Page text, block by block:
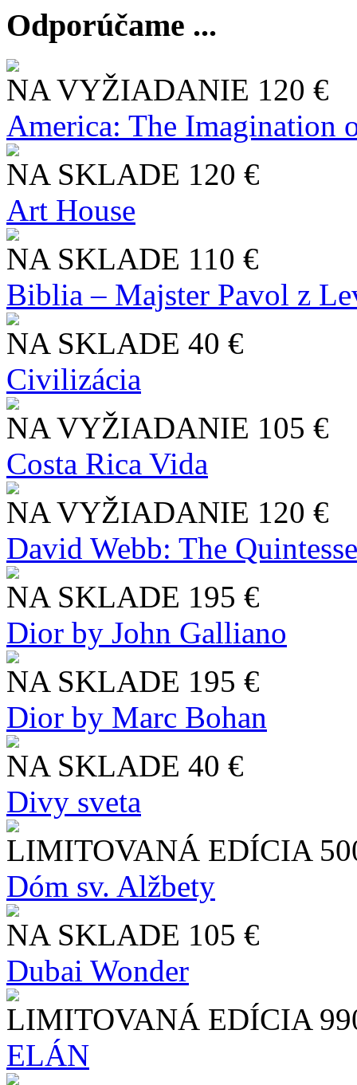
Odporúčame ...
NA VYŽIADANIE 120 €
America: The Imagination
NA SKLADE 120 €
Art House
NA SKLADE 110 €
Biblia – Majster Pavol z
NA SKLADE 40 €
Civilizácia
NA VYŽIADANIE 105 €
Costa Rica Vida
NA VYŽIADANIE 120 €
David Webb: The
NA SKLADE 195 €
Dior by John Galliano
NA SKLADE 195 €
Dior by Marc Bohan
NA SKLADE 40 €
Divy sveta
LIMITOVANÁ EDÍCIA
Dóm sv. Alžbety
NA SKLADE 105 €
Dubai Wonder
LIMITOVANÁ EDÍCIA
ELÁN